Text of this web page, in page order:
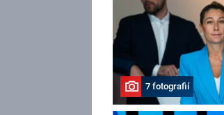
7 fotografií